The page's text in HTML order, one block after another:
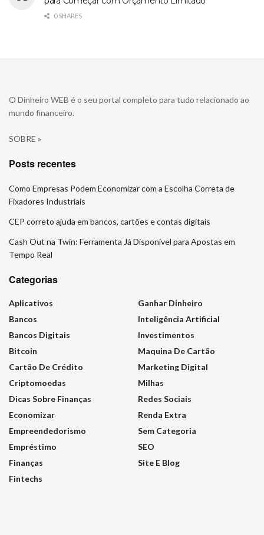
0 SHARES
O Dinheiro WEB é o seu portal completo para tudo relacionado ao
mundo financeiro.
SOBRE »
Posts recentes
Como Empresas Podem Economizar com a Escolha Correta de
Fixadores Industriais
CEP correto ajuda em bancos, cartões e contas digitais
Cash Out na Twin: Ferramenta Já Disponível para Apostas em
Tempo Real
Categorias
Aplicativos
Bancos
Bancos Digitais
Bitcoin
Cartão De Crédito
Criptomoedas
Dicas Sobre Finanças
Economizar
Empreendedorismo
Empréstimo
Finanças
Fintechs
Ganhar Dinheiro
Inteligência Artificial
Investimentos
Maquina De Cartão
Marketing Digital
Milhas
Redes Sociais
Renda Extra
Sem Categoria
SEO
Site E Blog